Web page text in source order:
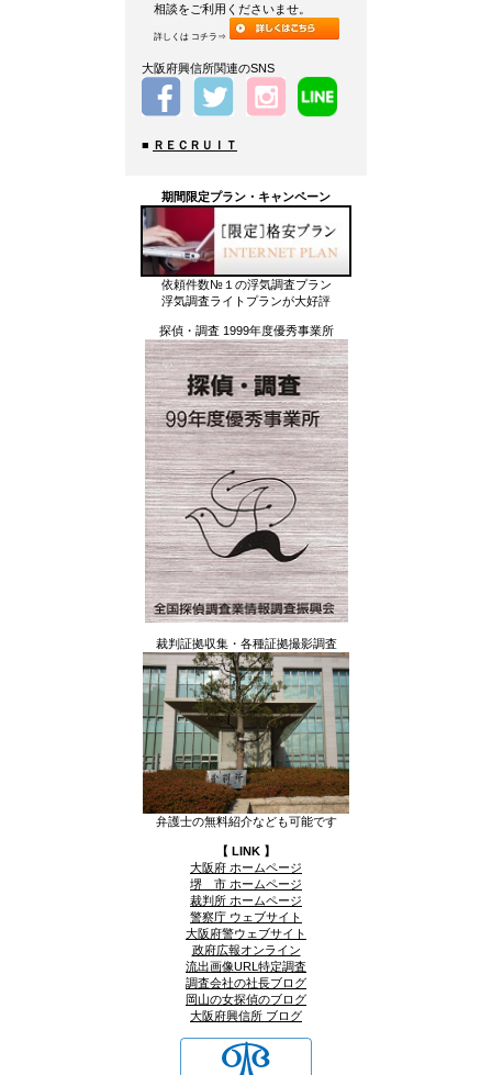
相談をご利用くださいませ。
詳しくは コチラ⇒
大阪府興信所関連のSNS
■ ＲＥＣＲＵＩＴ
期間限定プラン・キャンペーン
依頼件数№１の浮気調査プラン
浮気調査ライトプランが大好評
探偵・調査 1999年度優秀事業所
裁判証拠収集・各種証拠撮影調査
弁護士の無料紹介なども可能です
【 LINK 】
大阪府 ホームページ
堺 市 ホームページ
裁判所 ホームページ
警察庁 ウェブサイト
大阪府警ウェブサイト
政府広報オンライン
流出画像URL特定調査
調査会社の社長ブログ
岡山の女探偵のブログ
大阪府興信所 ブログ